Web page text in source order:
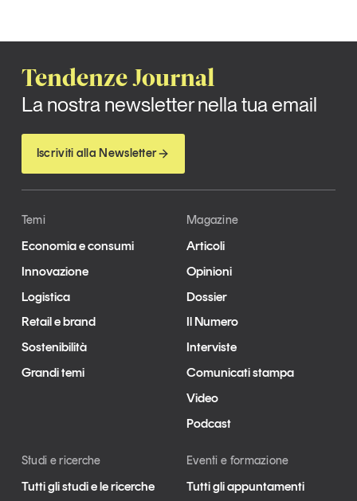
Tendenze Journal
La nostra newsletter nella tua email
Iscriviti alla Newsletter
Temi
Economia e consumi
Innovazione
Logistica
Retail e brand
Sostenibilità
Grandi temi
Magazine
Articoli
Opinioni
Dossier
Il Numero
Interviste
Comunicati stampa
Video
Podcast
Studi e ricerche
Tutti gli studi e le ricerche
Eventi e formazione
Tutti gli appuntamenti